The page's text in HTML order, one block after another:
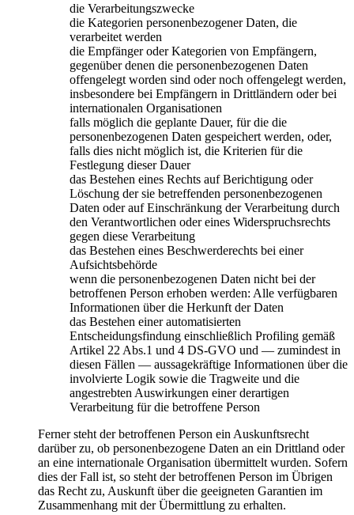
die Verarbeitungszwecke
die Kategorien personenbezogener Daten, die
verarbeitet werden
die Empfänger oder Kategorien von Empfängern,
gegenüber denen die personenbezogenen Daten
offengelegt worden sind oder noch offengelegt werden,
insbesondere bei Empfängern in Drittländern oder bei
internationalen Organisationen
falls möglich die geplante Dauer, für die die
personenbezogenen Daten gespeichert werden, oder,
falls dies nicht möglich ist, die Kriterien für die
Festlegung dieser Dauer
das Bestehen eines Rechts auf Berichtigung oder
Löschung der sie betreffenden personenbezogenen
Daten oder auf Einschränkung der Verarbeitung durch
den Verantwortlichen oder eines Widerspruchsrechts
gegen diese Verarbeitung
das Bestehen eines Beschwerderechts bei einer
Aufsichtsbehörde
wenn die personenbezogenen Daten nicht bei der
betroffenen Person erhoben werden: Alle verfügbaren
Informationen über die Herkunft der Daten
das Bestehen einer automatisierten
Entscheidungsfindung einschließlich Profiling gemäß
Artikel 22 Abs.1 und 4 DS-GVO und — zumindest in
diesen Fällen — aussagekräftige Informationen über die
involvierte Logik sowie die Tragweite und die
angestrebten Auswirkungen einer derartigen
Verarbeitung für die betroffene Person
Ferner steht der betroffenen Person ein Auskunftsrecht
darüber zu, ob personenbezogene Daten an ein Drittland oder
an eine internationale Organisation übermittelt wurden. Sofern
dies der Fall ist, so steht der betroffenen Person im Übrigen
das Recht zu, Auskunft über die geeigneten Garantien im
Zusammenhang mit der Übermittlung zu erhalten.